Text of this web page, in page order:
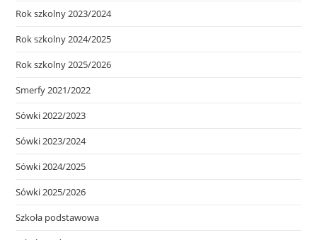
Rok szkolny 2023/2024
Rok szkolny 2024/2025
Rok szkolny 2025/2026
Smerfy 2021/2022
Sówki 2022/2023
Sówki 2023/2024
Sówki 2024/2025
Sówki 2025/2026
Szkoła podstawowa